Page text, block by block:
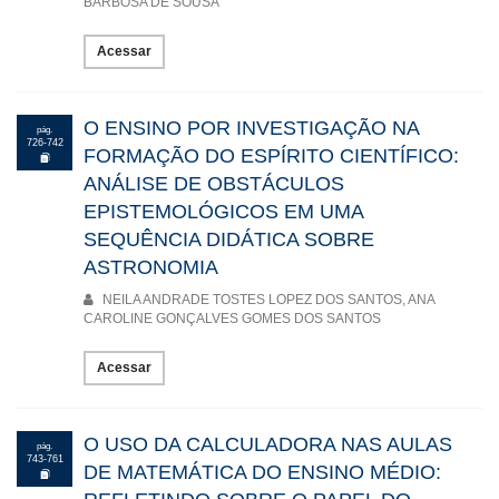
Negócios & Pessoas. Jaguarão,RS: UNIPAMPA, 2011. p. 107-
Acessar
pág.
726-742
O ENSINO POR INVESTIGAÇÃO NA
FORMAÇÃO DO ESPÍRITO CIENTÍFICO:
ANÁLISE DE OBSTÁCULOS
EPISTEMOLÓGICOS EM UMA
SEQUÊNCIA DIDÁTICA SOBRE
ASTRONOMIA
NEILA ANDRADE TOSTES LOPEZ DOS SANTOS, ANA
CAROLINE GONÇALVES GOMES DOS SANTOS
Acessar
pág.
743-761
O USO DA CALCULADORA NAS AULAS
DE MATEMÁTICA DO ENSINO MÉDIO: